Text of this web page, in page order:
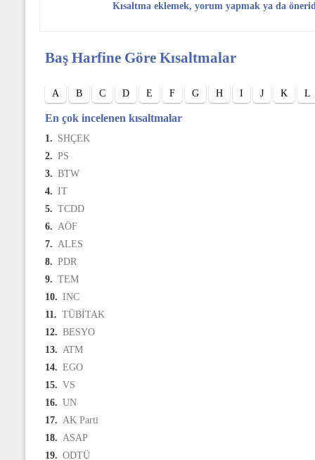
Kısaltma eklemek, yorum yapmak ya da
Baş Harfine Göre Kısaltmalar
A B C D E F G H I J K L
En çok incelenen kısaltmalar
1. SHÇEK
2. PS
3. BTW
4. IT
5. TCDD
6. AÖF
7. ALES
8. PDR
9. TEM
10. INC
11. TÜBİTAK
12. BESYO
13. ATM
14. EGO
15. VS
16. UN
17. AK Parti
18. ASAP
19. ODTÜ